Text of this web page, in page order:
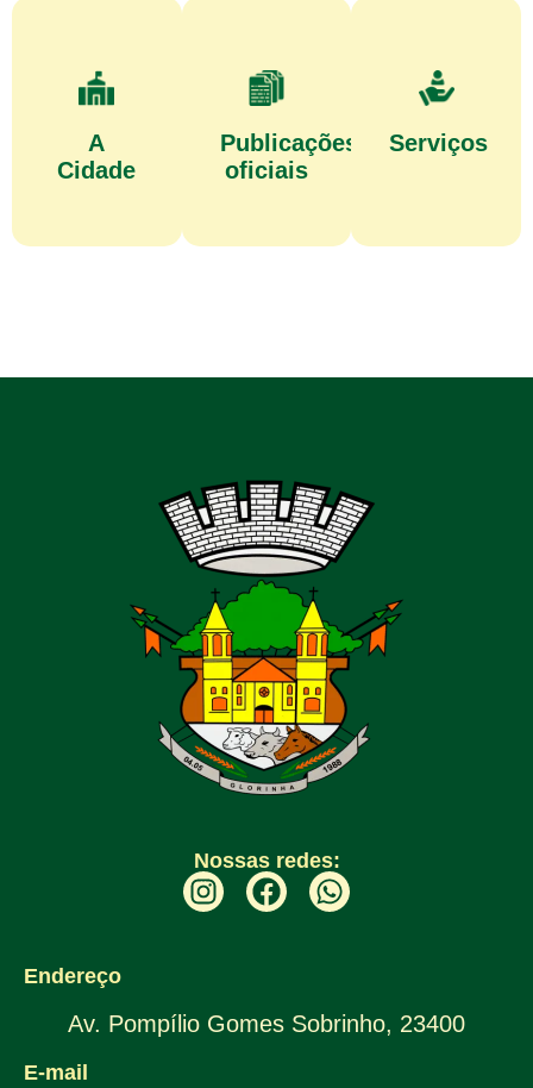
A
Cidade
Publicações
oficiais
Serviços
Nossas redes:
Endereço
Av. Pompílio Gomes Sobrinho, 23400
E-mail